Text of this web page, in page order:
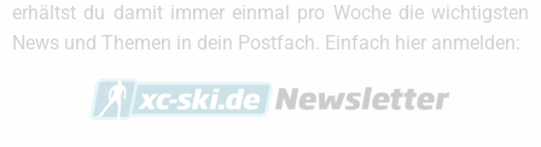
erhältst du damit immer einmal pro Woche die wichtigsten
News und Themen in dein Postfach. Einfach hier anmelden: